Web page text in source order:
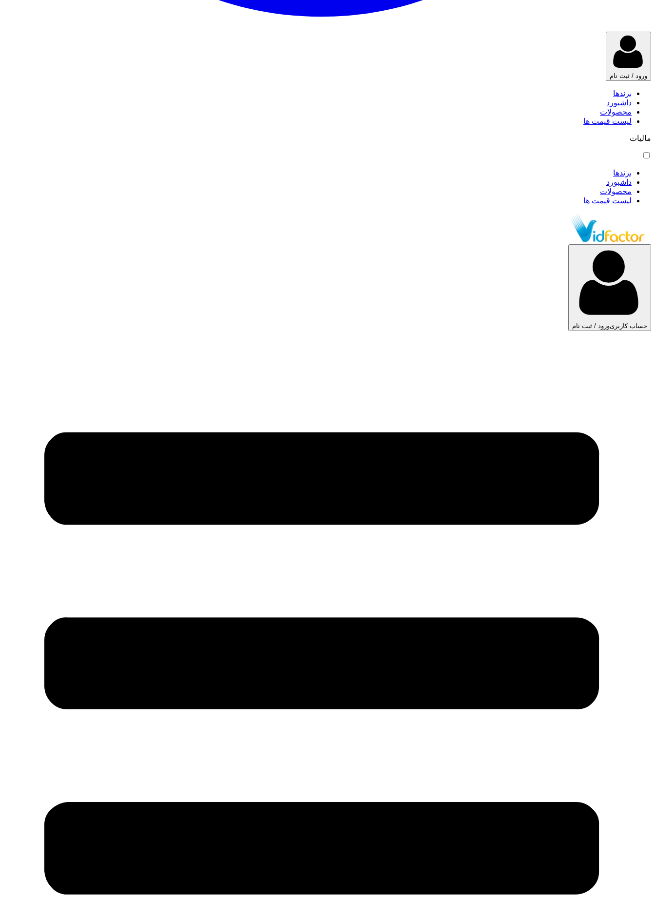
ورود / ثبت نام
برندها
داشبورد
محصولات
لیست قیمت ها
مالیات
برندها
داشبورد
محصولات
لیست قیمت ها
حساب کاربریورود / ثبت نام